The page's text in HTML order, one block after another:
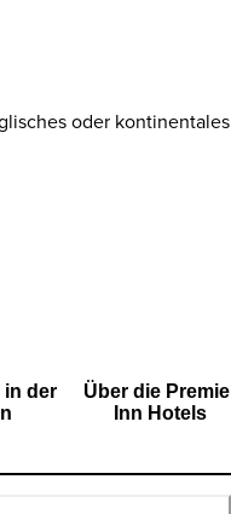
oder kontinentales
in der
Über die
Inn Hotels